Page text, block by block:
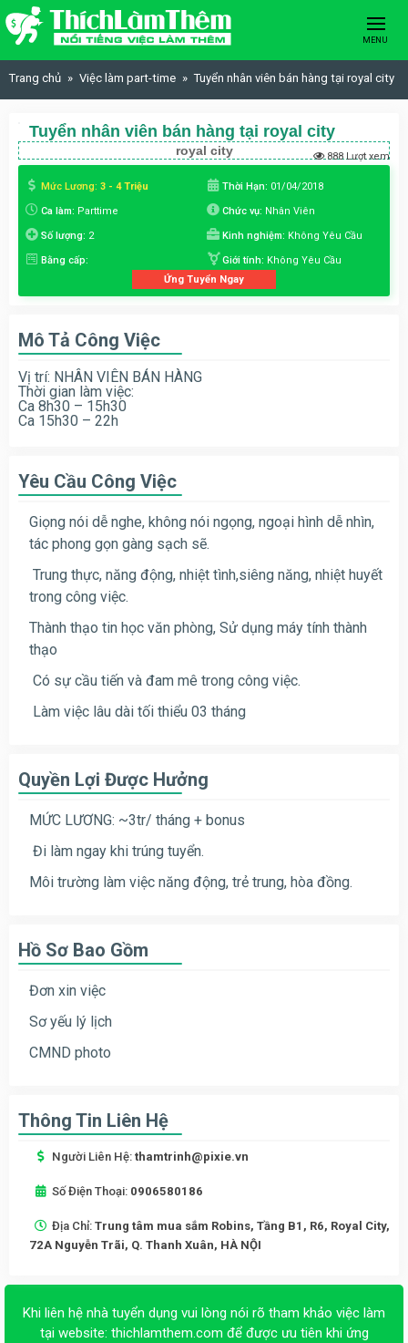
Skip to content
MENU
Trang chủ Việc làm part-time Tuyển nhân viên bán hàng tại royal city
Tuyển nhân viên bán hàng tại royal city
royal city 888 Lượt xem
Mức Lương: 3 - 4 Triệu Thời Hạn: 01/04/2018
Ca làm: Parttime Chức vụ: Nhân Viên
Số lượng: 2 Kinh nghiệm: Không Yêu Cầu
Bằng cấp: Giới tính: Không Yêu Cầu
Ứng Tuyển Ngay
Mô Tả Công Việc
Vị trí: NHÂN VIÊN BÁN HÀNG
Thời gian làm việc:
Ca 8h30 – 15h30
Ca 15h30 – 22h
Yêu Cầu Công Việc
Giọng nói dễ nghe, không nói ngọng, ngoại hình dễ nhìn,
tác phong gọn gàng sạch sẽ.
Trung thực, năng động, nhiệt tình,siêng năng, nhiệt huyết
trong công việc.
Thành thạo tin học văn phòng, Sử dụng máy tính thành
thạo
Có sự cầu tiến và đam mê trong công việc.
Làm việc lâu dài tối thiểu 03 tháng
Quyền Lợi Được Hưởng
MỨC LƯƠNG: ~3tr/ tháng + bonus
Đi làm ngay khi trúng tuyển.
Môi trường làm việc năng động, trẻ trung, hòa đồng.
Hồ Sơ Bao Gồm
Đơn xin việc
Sơ yếu lý lịch
CMND photo
Thông Tin Liên Hệ
Người Liên Hệ: thamtrinh@pixie.vn
Số Điện Thoại: 0906580186
Địa Chỉ: Trung tâm mua sắm Robins, Tầng B1, R6, Royal City,
72A Nguyễn Trãi, Q. Thanh Xuân, HÀ NỘI
Khi liên hệ nhà tuyển dụng vui lòng nói rõ tham khảo việc làm
tại website: thichlamthem.com để được ưu tiên khi ứng